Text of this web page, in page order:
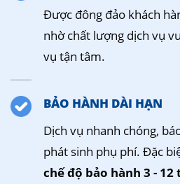
Được đông đảo khách
nhờ chất lượng dịch vụ
vụ tận tâm.
BẢO HÀNH DÀI HẠN
Dịch vụ nhanh chóng,
phát sinh phụ phí. Đặc
chế độ bảo hành 3 - 12